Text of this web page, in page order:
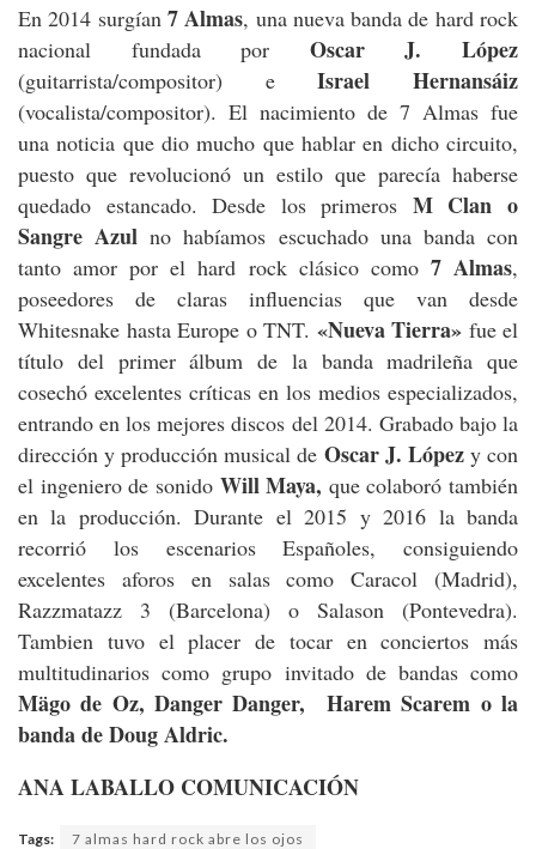
En 2014 surgían 7 Almas, una nueva banda de hard rock
nacional fundada por Oscar J. López
(guitarrista/compositor) eIsrael Hernansáiz
(vocalista/compositor). El nacimiento de 7 Almas fue
una noticia que dio mucho que hablar en dicho circuito,
puesto que revolucionó un estilo que parecía haberse
quedado estancado. Desde los primeros M Clan o
Sangre Azul no habíamos escuchado una banda con
tanto amor por el hard rock clásico como 7 Almas,
poseedores de claras influencias que van desde
Whitesnake hasta Europe o TNT. «Nueva Tierra» fue el
título del primer álbum de la banda madrileña que
cosechó excelentes críticas en los medios especializados,
entrando en los mejores discos del 2014. Grabado bajo la
dirección y producción musical de Oscar J. Lópezy con
el ingeniero de sonido Will Maya, que colaboró también
en la producción. Durante el 2015 y 2016 la banda
recorrió los escenarios Españoles, consiguiendo
excelentes aforos en salas como Caracol (Madrid),
Razzmatazz 3 (Barcelona) o Salason (Pontevedra).
Tambien tuvo el placer de tocar en conciertos más
multitudinarios como grupo invitado de bandas como
Mägo de Oz, Danger Danger, Harem Scarem o la
banda de Doug Aldric.
ANA LABALLO COMUNICACIÓN
Tags: 7 almas hard rock abre los ojos